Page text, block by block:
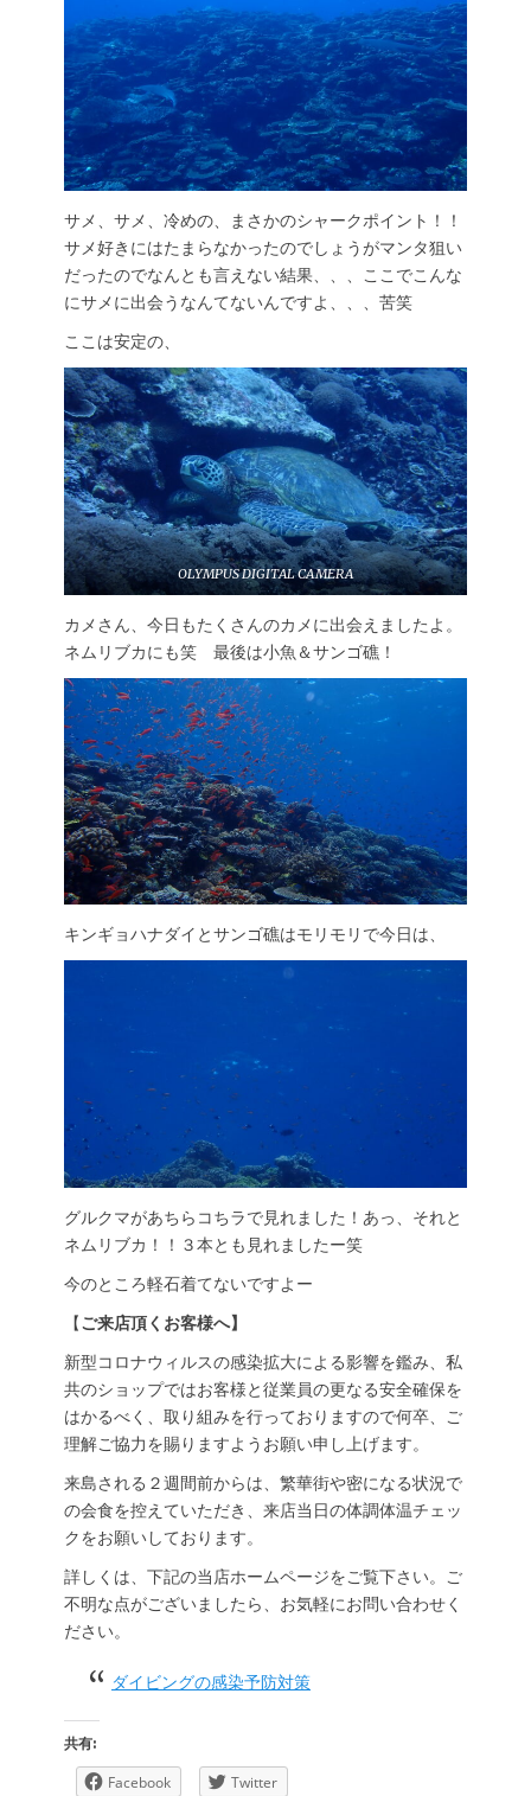
サメ、サメ、冷めの、まさかのシャークポイント！！
サメ好きにはたまらなかったのでしょうがマンタ狙い
だったのでなんとも言えない結果、、、ここでこんな
にサメに出会うなんてないんですよ、、、苦笑
ここは安定の、
OLYMPUS DIGITAL CAMERA
カメさん、今日もたくさんのカメに出会えましたよ。
ネムリブカにも笑 最後は小魚＆サンゴ礁！
キンギョハナダイとサンゴ礁はモリモリで今日は、
グルクマがあちらコちラで見れました！あっ、それと
ネムリブカ！！３本とも見れましたー笑
今のところ軽石着てないですよー
【ご来店頂くお客様へ】
新型コロナウィルスの感染拡大による影響を鑑み、私
共のショップではお客様と従業員の更なる安全確保を
はかるべく、取り組みを行っておりますので何卒、ご
理解ご協力を賜りますようお願い申し上げます。
来島される２週間前からは、繁華街や密になる状況で
の会食を控えていただき、来店当日の体調体温チェッ
クをお願いしております。
詳しくは、下記の当店ホームページをご覧下さい。ご
不明な点がございましたら、お気軽にお問い合わせく
ださい。
ダイビングの感染予防対策
共有:
Facebook Twitter